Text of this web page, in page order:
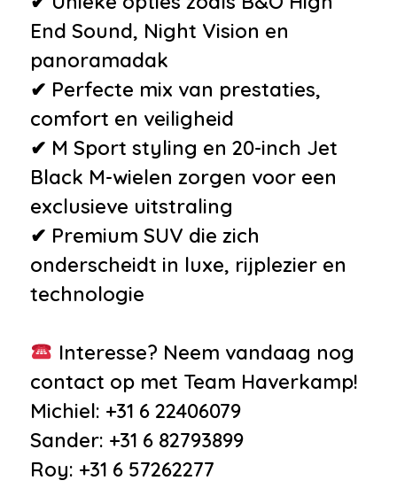
Elektrisch verstelbare stoelen
•Elektrisch verwarmde
voorstoelen
Entertainment system achter
•Extra getint glas achter
Grootlichtassistent
•Hoofdsteunen anti-whiplash
•Interieur
voorverwarming/(koeling)
•Lendesteun(en) verstelbaar
•Luchtvering
•Navigatiesysteem Professional
•Schakelmogelijkheid aan
stuurwiel
•Sportstoelen voor
•Sportstuurwiel met leder
End Sound, Night Vision en
panoramadak
✔ Perfecte mix van prestaties,
comfort en veiligheid
✔ M Sport styling en 20-inch Jet
Black M-wielen zorgen voor een
exclusieve uitstraling
✔ Premium SUV die zich
onderscheidt in luxe, rijplezier en
technologie
Interesse? Neem vandaag nog
contact op met Team Haverkamp!
Michiel: +31 6 22406079
Sander: +31 6 82793899
Roy: +31 6 57262277